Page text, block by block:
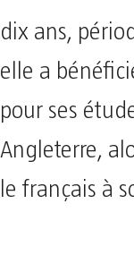
dix ans,
elle a
pour ses
Angleterre,
le français à